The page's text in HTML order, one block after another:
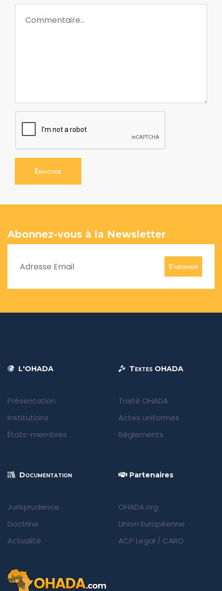
Envoyer
Abonnez-vous à la Newsletter
S'abonner
L'OHADA
Présentation
Institutions
États-membres
Textes OHADA
Traité OHADA
Actes uniformes
Règlements
Documentation
Jurisprudence
Doctrine
Actualité
Partenaires
OHADA.org
Union Européenne
ACP Legal / CARO